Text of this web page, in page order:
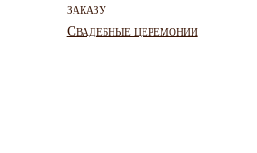
заказу
Свадебные церемонии